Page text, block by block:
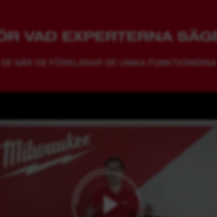
VAD EXPERTERNA
SE NÄR DE FÖRKLARAR DE UNIKA FUNKTIONERNA